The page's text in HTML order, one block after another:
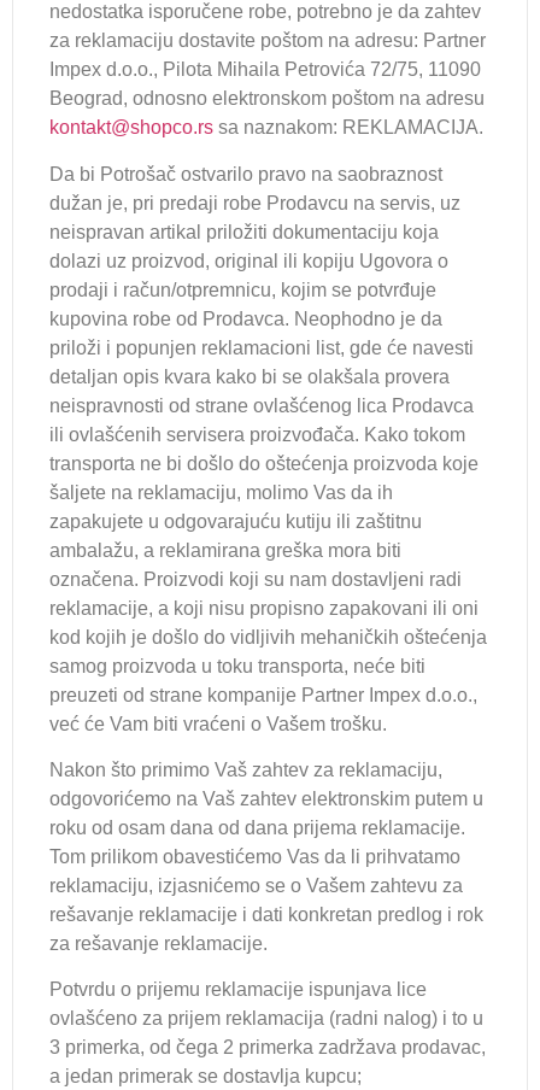
nedostatka isporučene robe, potrebno je da zahtev
za reklamaciju dostavite poštom na adresu: Partner
Impex d.o.o., Pilota Mihaila Petrovića 72/75, 11090
Beograd, odnosno elektronskom poštom na adresu
kontakt@shopco.rs sa naznakom: REKLAMACIJA.
Da bi Potrošač ostvarilo pravo na saobraznost
dužan je, pri predaji robe Prodavcu na servis, uz
neispravan artikal priložiti dokumentaciju koja
dolazi uz proizvod, original ili kopiju Ugovora o
prodaji i račun/otpremnicu, kojim se potvrđuje
kupovina robe od Prodavca. Neophodno je da
priloži i popunjen reklamacioni list, gde će navesti
detaljan opis kvara kako bi se olakšala provera
neispravnosti od strane ovlašćenog lica Prodavca
ili ovlašćenih servisera proizvođača. Kako tokom
transporta ne bi došlo do oštećenja proizvoda koje
šaljete na reklamaciju, molimo Vas da ih
zapakujete u odgovarajuću kutiju ili zaštitnu
ambalažu, a reklamirana greška mora biti
označena. Proizvodi koji su nam dostavljeni radi
reklamacije, a koji nisu propisno zapakovani ili oni
kod kojih je došlo do vidljivih mehaničkih oštećenja
samog proizvoda u toku transporta, neće biti
preuzeti od strane kompanije Partner Impex d.o.o.,
već će Vam biti vraćeni o Vašem trošku.
Nakon što primimo Vaš zahtev za reklamaciju,
odgovorićemo na Vaš zahtev elektronskim putem u
roku od osam dana od dana prijema reklamacije.
Tom prilikom obavestićemo Vas da li prihvatamo
reklamaciju, izjasnićemo se o Vašem zahtevu za
rešavanje reklamacije i dati konkretan predlog i rok
za rešavanje reklamacije.
Potvrdu o prijemu reklamacije ispunjava lice
ovlašćeno za prijem reklamacija (radni nalog) i to u
3 primerka, od čega 2 primerka zadržava prodavac,
a jedan primerak se dostavlja kupcu;